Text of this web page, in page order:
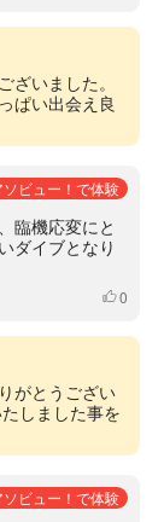
ざいました。
ぱい出会え良
ソビュー！で体験
臨機応変にと
ダイブとなり
いいね
0
がとうござい
しました事を
ソビュー！で体験